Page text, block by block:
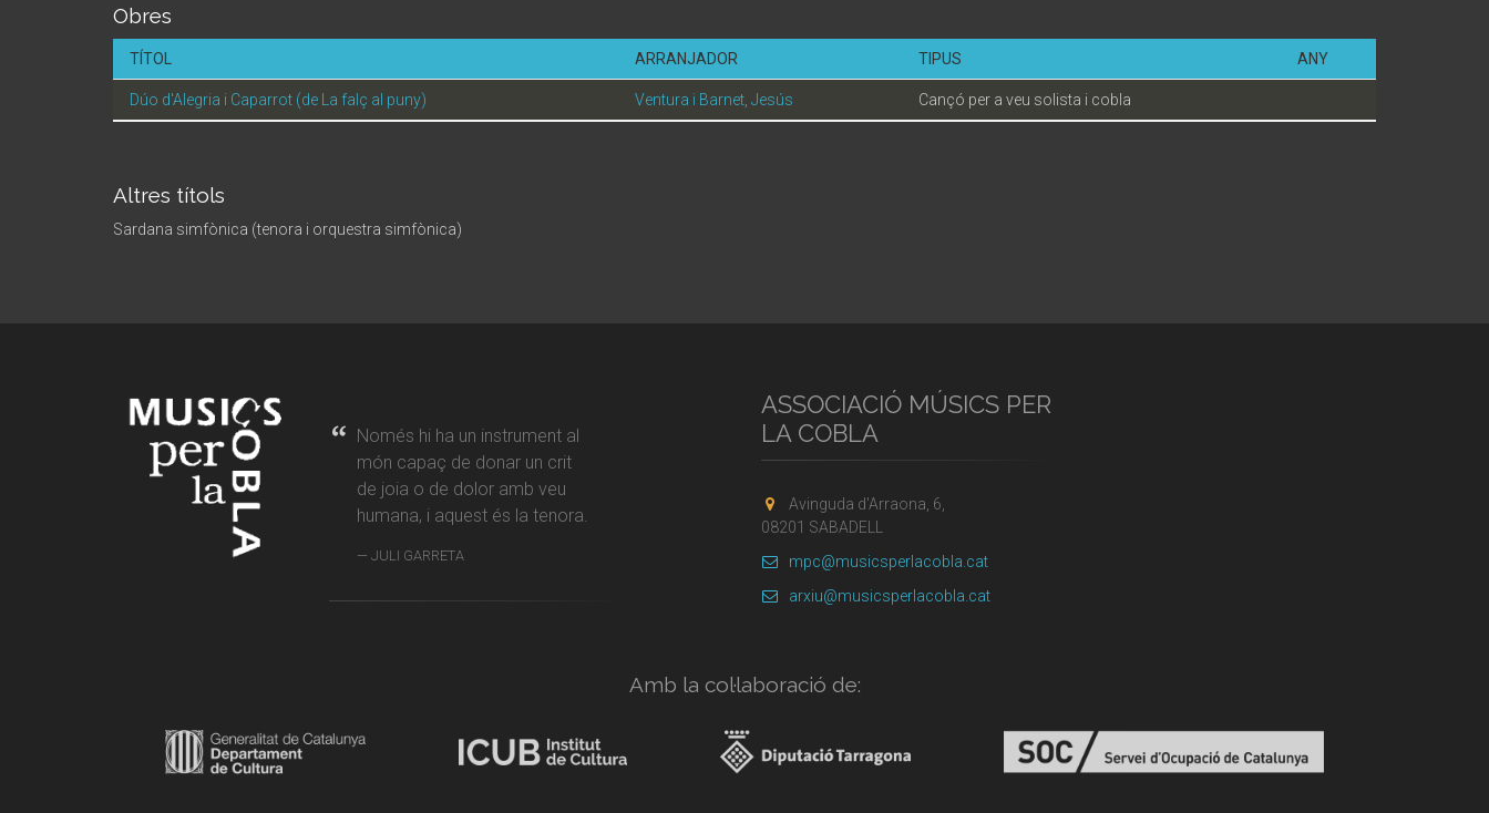
Obres
TÍTOL ARRANJADOR TIPUS ANY
Dúo d'Alegria i Caparrot (de La falç al puny) Ventura i Barnet, Jesús Cançó per a veu solista i cobla
Altres títols
Sardana simfònica (tenora i orquestra simfònica)
Només hi ha un instrument al
món capaç de donar un crit
de joia o de dolor amb veu
humana, i aquest és la tenora.
JULI GARRETA
ASSOCIACIÓ MÚSICS PER
LA COBLA
Avinguda d'Arraona, 6,
08201 SABADELL
mpc@musicsperlacobla.cat
arxiu@musicsperlacobla.cat
Amb la col·laboració de: